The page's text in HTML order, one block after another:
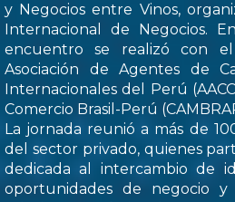
y Negocios entre Vinos,
Internacional de Negocios.
encuentro se realizó con
Asociación de Agentes de
Internacionales del Perú
Comercio Brasil-Perú
La jornada reunió a más de
del sector privado, quienes
dedicada al intercambio de
oportunidades de negocio